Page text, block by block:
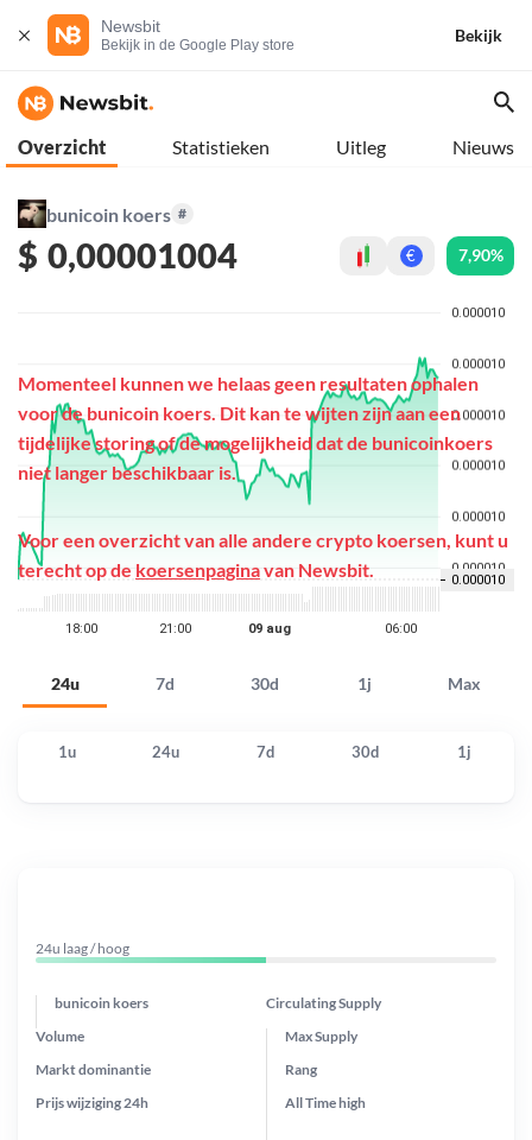
Newsbit
Bekijk in de Google Play store
Bekijk
Overzicht Statistieken Uitleg Nieuws
bunicoin koers #
$ 0,00001004 € 7,90%
24u 7d 30d 1j Max
Momenteel kunnen we helaas geen resultaten ophalen
voor de bunicoin koers. Dit kan te wijten zijn aan een
tijdelijke storing of de mogelijkheid dat de bunicoinkoers
niet langer beschikbaar is.
Voor een overzicht van alle andere crypto koersen, kunt u
terecht op de koersenpaginavan Newsbit.
1u 24u 7d 30d 1j
24u laag / hoog
bunicoin koers Circulating Supply
Prijs wijziging 24h
Max Supply
Markt dominantie
Volume
Rang
All Timehigh